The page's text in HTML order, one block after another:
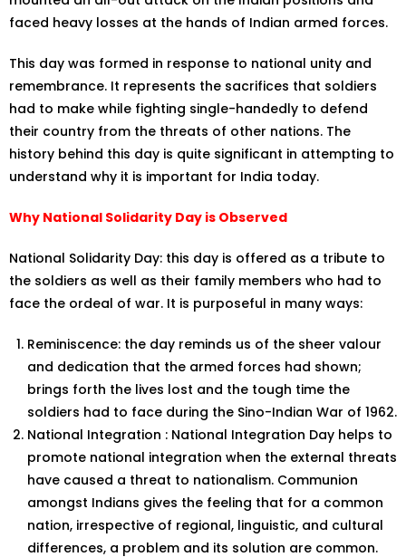
faced heavy losses at the hands of Indian armed forces.
This day was formed in response to national unity and
remembrance. It represents the sacrifices that soldiers
had to make while fighting single-handedly to defend
their country from the threats of other nations. The
history behind this day is quite significant in attempting to
understand why it is important for India today.
Why National Solidarity Day is Observed
National Solidarity Day: this day is offered as a tribute to
the soldiers as well as their family members who had to
face the ordeal of war. It is purposeful in many ways:
Reminiscence: the day reminds us of the sheer valour
and dedication that the armed forces had shown;
brings forth the lives lost and the tough time the
soldiers had to face during the Sino-Indian War of 1962.
National Integration : National Integration Day helps to
promote national integration when the external threats
have caused a threat to nationalism. Communion
amongst Indians gives the feeling that for a common
nation, irrespective of regional, linguistic, and cultural
differences, a problem and its solution are common.